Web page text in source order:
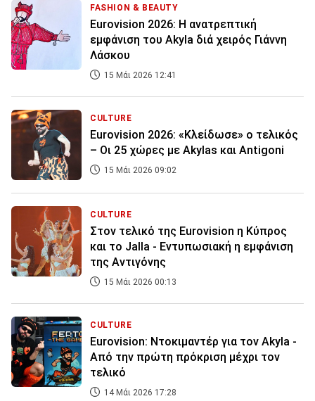
FASHION & BEAUTY
Eurovision 2026: Η ανατρεπτική
εμφάνιση του Akyla διά χειρός Γιάννη
Λάσκου
15 Μάι 2026 12:41
CULTURE
Eurovision 2026: «Κλείδωσε» ο τελικός
– Οι 25 χώρες με Akylas και Antigoni
15 Μάι 2026 09:02
CULTURE
Στον τελικό της Eurovision η Κύπρος
και το Jalla - Εντυπωσιακή η εμφάνιση
της Αντιγόνης
15 Μάι 2026 00:13
CULTURE
Eurovision: Ντοκιμαντέρ για τον Akyla -
Από την πρώτη πρόκριση μέχρι τον
τελικό
14 Μάι 2026 17:28